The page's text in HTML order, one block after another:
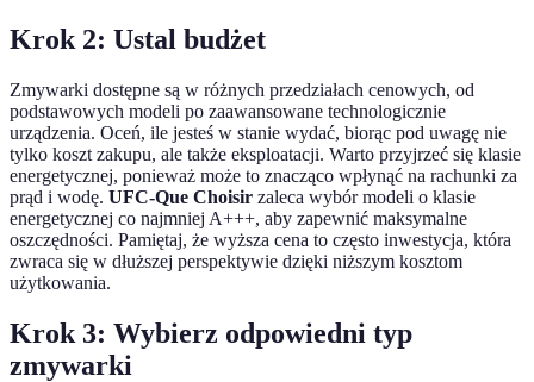
Krok 2: Ustal budżet
Zmywarki dostępne są w różnych przedziałach cenowych, od
podstawowych modeli po zaawansowane technologicznie
urządzenia. Oceń, ile jesteś w stanie wydać, biorąc pod uwagę nie
tylko koszt zakupu, ale także eksploatacji. Warto przyjrzeć się klasie
energetycznej, ponieważ może to znacząco wpłynąć na rachunki za
prąd i wodę. UFC-Que Choisir zaleca wybór modeli o klasie
energetycznej co najmniej A+++, aby zapewnić maksymalne
oszczędności. Pamiętaj, że wyższa cena to często inwestycja, która
zwraca się w dłuższej perspektywie dzięki niższym kosztom
użytkowania.
Krok 3: Wybierz odpowiedni typ
zmywarki